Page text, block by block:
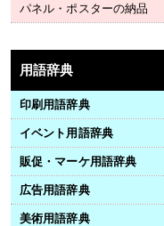
パネル・ポスターの納品
用語辞典
印刷用語辞典
イベント用語辞典
販促・マーケ用語辞典
広告用語辞典
美術用語辞典